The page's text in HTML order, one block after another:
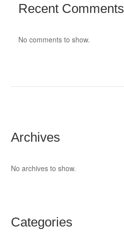
Recent Comments
No comments to show.
Archives
No archives to show.
Categories